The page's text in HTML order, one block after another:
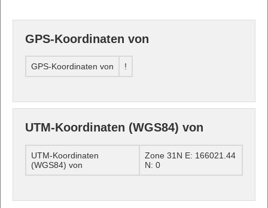
GPS-Koordinaten von
GPS-Koordinaten von !
UTM-Koordinaten (WGS84) von
UTM-Koordinaten
(WGS84) von
Zone 31N E: 166021.44
N: 0